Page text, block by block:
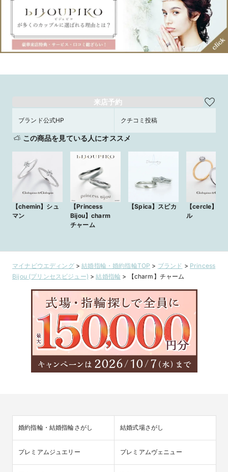
来店予約
ブランド公式HP クチコミ投稿
この商品を見ている人にオススメ
【chemin】シュ
マン
【Princess
Bijou】charm
チャーム
【Spica】スピカ
【cercle】セ
ル
マイナビウエディング>結婚指輪・婚約指輪TOP > ブランド > Princess
Bijou (プリンセスビジュー) >結婚指輪 > 【charm】チャーム
婚約指輪・結婚指輪さがし 結婚式場さがし
プレミアムジュエリー プレミアムヴェニュー